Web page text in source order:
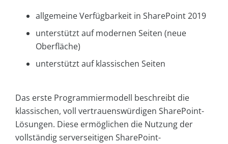
allgemeine Verfügbarkeit in SharePoint 2019
unterstützt auf modernen Seiten (neue
Oberfläche)
unterstützt auf klassischen Seiten
Das erste Programmiermodell beschreibt die
klassischen, voll vertrauenswürdigen SharePoint-
Lösungen. Diese ermöglichen die Nutzung der
vollständig serverseitigen SharePoint-